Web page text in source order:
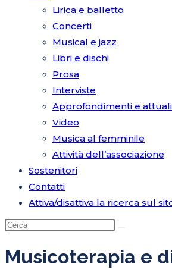
Lirica e balletto
Concerti
Musical e jazz
Libri e dischi
Prosa
Interviste
Approfondimenti e
Video
Musica al femminile
Attività dell’associazione
Sostenitori
Contatti
Attiva/disattiva la ricerca sul
Musicoterapia e